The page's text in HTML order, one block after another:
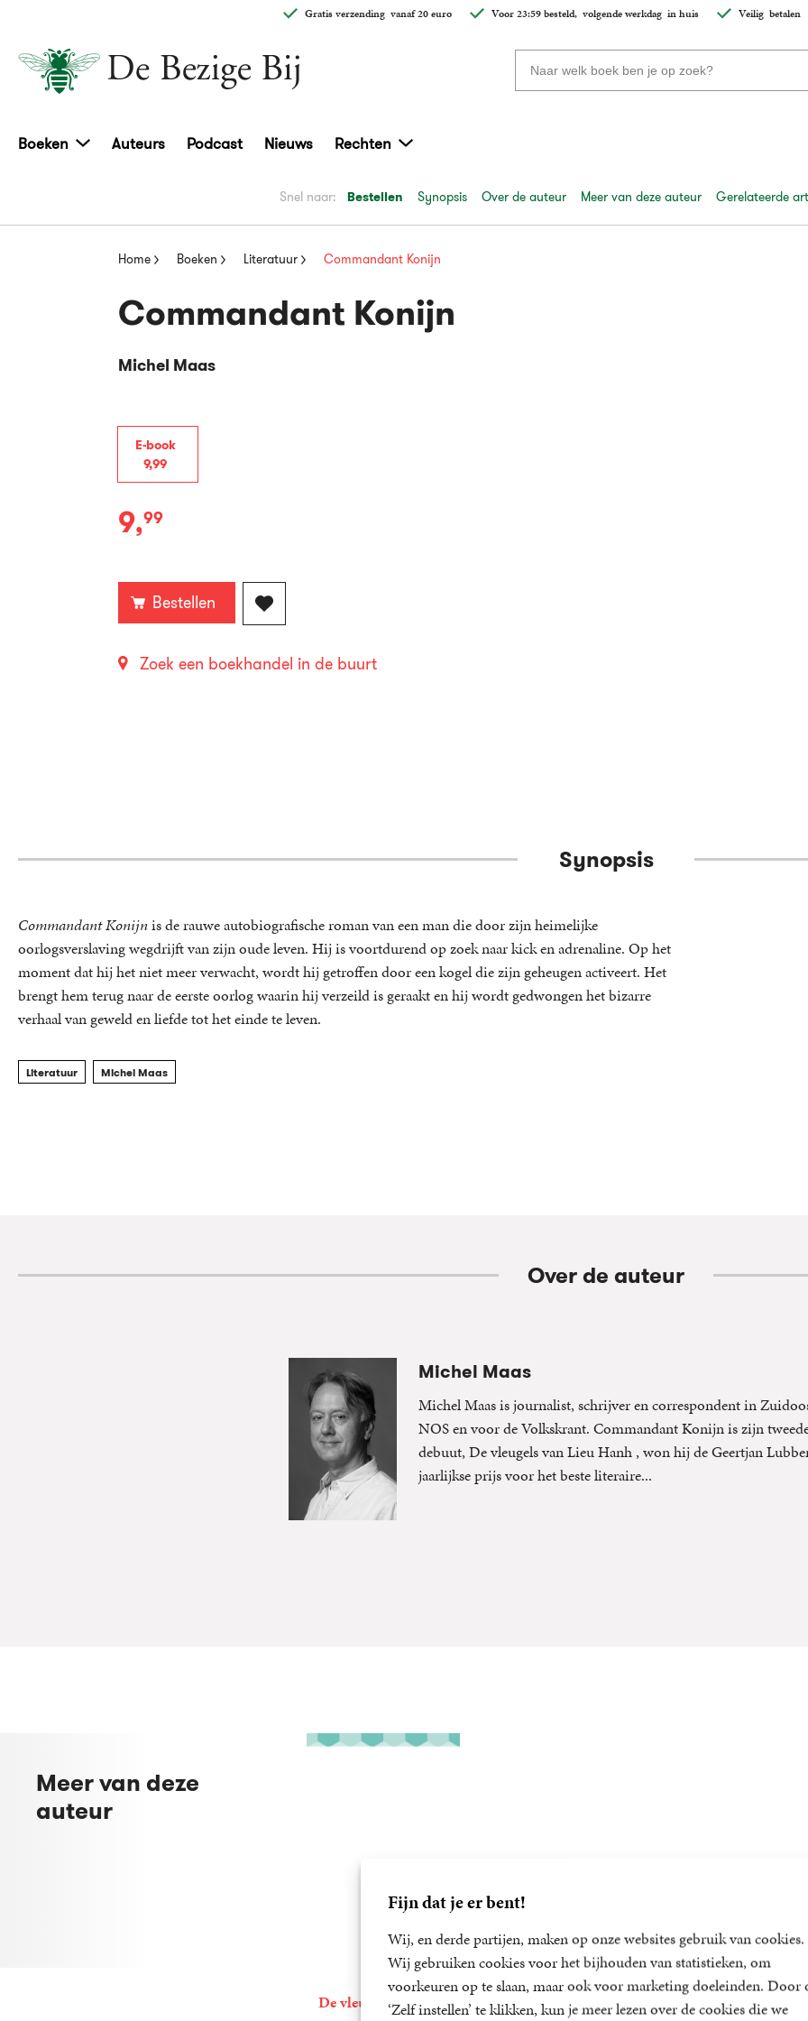
Fijn dat je er bent!
Wij, en derde partijen, maken op onze websites gebruik van cookies.
Wij gebruiken cookies voor het bijhouden van statistieken, om
voorkeuren op te slaan, maar ook voor marketing doeleinden. Door
‘Zelf instellen’ te klikken, kun je meer lezen over de cookies die we
Gratis verzendingvanaf 20 euro Voor 23:59 besteld, volgende werkdagin huis Veiligbetalen
Zoeken
naar
Boeken Auteurs Podcast Nieuws Rechten
Snel naar: Bestellen Synopsis Over de auteur Meer van deze auteur Gerelateerde
Home Boeken Literatuur Commandant Konijn
Commandant Konijn
Michel Maas
E-book
9,99
E-
9,99
Bestellen
Zoek een boekhandel in de buurt
Synopsis
Commandant Konijnis de rauwe autobiografische roman van een man die door zijn heimelijke
oorlogsverslaving wegdrijft van zijn oude leven. Hij is voortdurend op zoek naar kick en adrenaline. Op het
moment dat hij het niet meer verwacht, wordt hij getroffen door een kogel die zijn geheugen activeert. Het
brengt hem terug naar de eerste oorlog waarin hij verzeild is geraakt en hij wordt gedwongen het bizarre
verhaal van geweld en liefde tot het einde te leven.
Literatuur Michel Maas
Over de auteur
Michel Maas
Michel Maas is journalist, schrijver en correspondent in
NOS en voor de Volkskrant. Commandant Konijn is zijn
debuut, De vleugels van Lieu Hanh , won hij de Geertjan
jaarlijkse prijs voor het beste literaire...
Meer van deze
auteur
De vleugels van Lieu